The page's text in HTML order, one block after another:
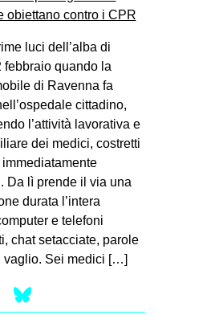
luci dell’alba di
febbraio quando la
di Ravenna fa
cittadino,
l’attività lavorativa e
dei medici, costretti
Da lì prende il via una
durata l’intera
e telefoni
chat setacciate, parole
vaglio. Sei medici […]
Facebook